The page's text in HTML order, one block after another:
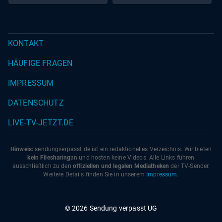
KONTAKT
HÄUFIGE FRAGEN
IMPRESSUM
DATENSCHUTZ
LIVE-TV-JETZT.DE
Hinweis: sendungverpasst.de ist ein redaktionelles Verzeichnis. Wir bieten
kein Filesharingan und hosten keine Videos. Alle Links führen
ausschließlich zu den offiziellen und legalen Mediatheken der TV-Sender.
Weitere Details finden Sie in unserem Impressum.
© 2026 Sendung verpasst UG